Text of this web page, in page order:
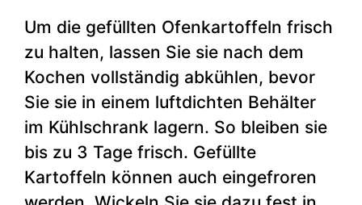
Um die gefüllten Ofenkartoffeln frisch
zu halten, lassen Sie sie nach dem
Kochen vollständig abkühlen, bevor
Sie sie in einem luftdichten Behälter
im Kühlschrank lagern. So bleiben sie
bis zu 3 Tage frisch. Gefüllte
Kartoffeln können auch eingefroren